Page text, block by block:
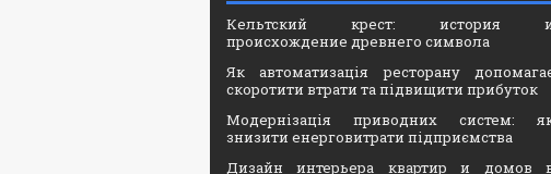
Кельтский крест: история
происхождение древнего символа
Як автоматизація ресторану
скоротити втрати та підвищити прибуток
Модернізація приводних систем:
знизити енерговитрати підприємства
Дизайн интерьера квартир и домов